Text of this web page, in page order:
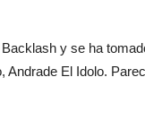
y se ha
El Idolo.